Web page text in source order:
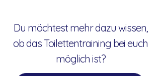
Du möchtest mehr dazu wissen,
ob das Toilettentraining bei euch
möglich ist?